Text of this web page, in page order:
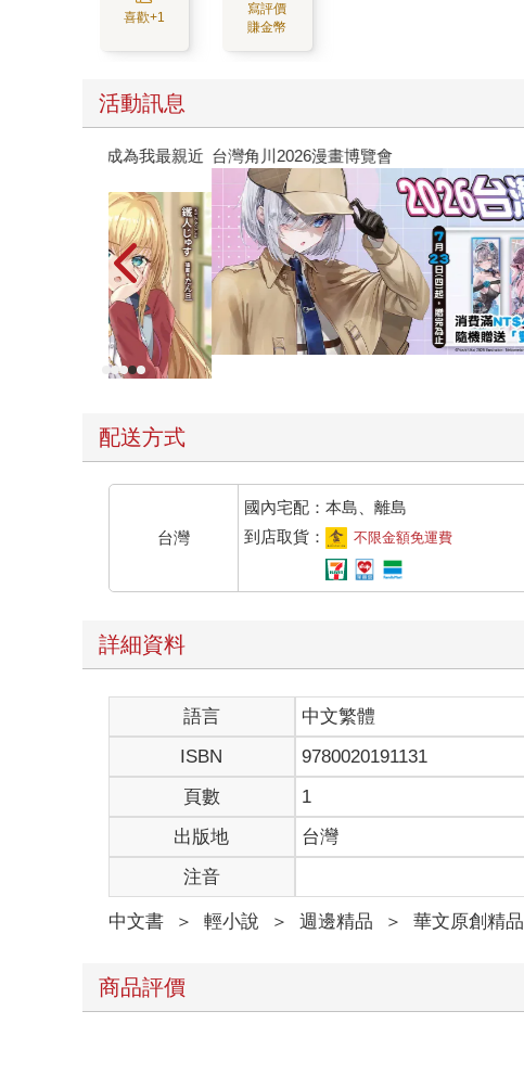
喜歡+1
寫評價
賺金幣
活動訊息
成為我最親近 台灣角川2026漫畫博覽會
配送方式
台灣
國內宅配：本島、離島
到店取貨：
不限金額免運費
詳細資料
語言 中文繁體
ISBN
9780020191131
頁數
1
出版地
台灣
注音
中文書 ＞ 輕小說 ＞ 週邊精品 ＞ 華文原創精品
商品評價